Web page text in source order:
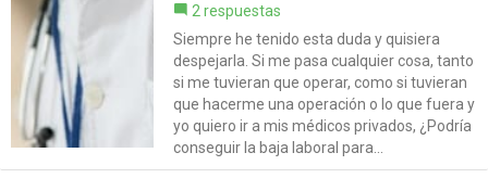
2 respuestas
Siempre he tenido esta duda y quisiera
despejarla. Si me pasa cualquier cosa, tanto
si me tuvieran que operar, como si tuvieran
que hacerme una operación o lo que fuera y
yo quiero ir a mis médicos privados, ¿Podría
conseguir la baja laboral para...